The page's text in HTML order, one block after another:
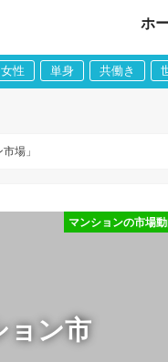
ホ
女性 単身 共働き
場」
ョン市
マンションの市場